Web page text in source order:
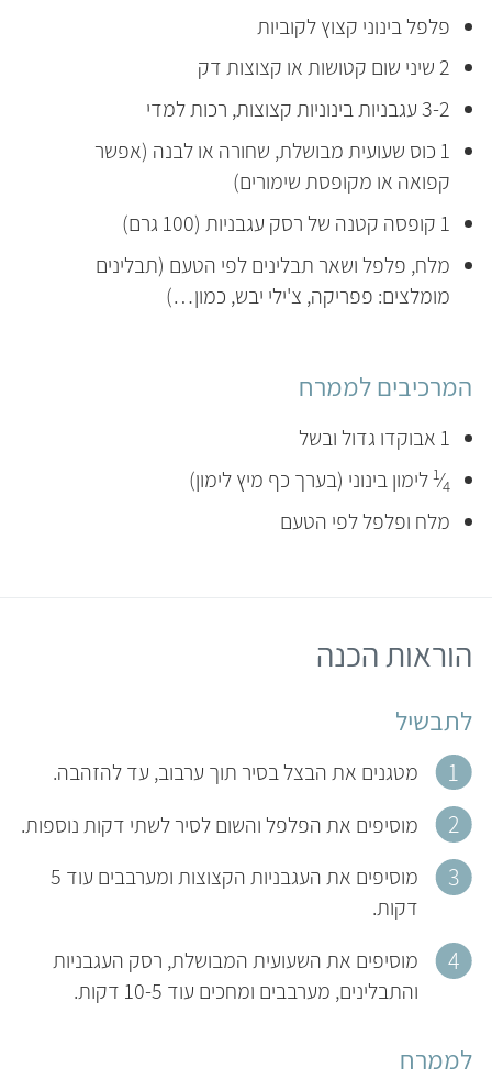
פלפל בינוני קצוץ לקוביות
2 שיני שום קטושות או קצוצות דק
3-2 עגבניות בינוניות קצוצות, רכות למדי
1 כוס שעועית מבושלת, שחורה או לבנה (אפשר
קפואה או מקופסת שימורים)
1 קופסה קטנה של רסק עגבניות (100 גרם)
מלח, פלפל ושאר תבלינים לפי הטעם (תבלינים
מומלצים: פפריקה, צ'ילי יבש, כמון…)
המרכיבים לממרח
1 אבוקדו גדול ובשל
1⁄4 לימון בינוני (בערך כף מיץ לימון)
מלח ופלפל לפי הטעם
הוראות הכנה
לתבשיל
מטגנים את הבצל בסיר תוך ערבוב, עד להזהבה.
מוסיפים את הפלפל והשום לסיר לשתי דקות נוספות.
מוסיפים את העגבניות הקצוצות ומערבבים עוד 5
דקות.
מוסיפים את השעועית המבושלת, רסק העגבניות
והתבלינים, מערבבים ומחכים עוד 10-5 דקות.
לממרח